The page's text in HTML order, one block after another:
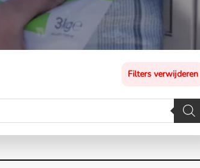
Filters verwijderen